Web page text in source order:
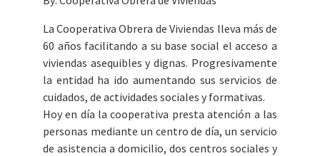
La Cooperativa Obrera de Viviendas lleva más de
60 años facilitando a su base social el acceso a
viviendas asequibles y dignas. Progresivamente
la entidad ha ido aumentando sus servicios de
cuidados, de actividades sociales y formativas.
Hoy en día la cooperativa presta atención a las
personas mediante un centro de día, un servicio
de asistencia a domicilio, dos centros sociales y